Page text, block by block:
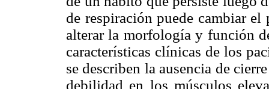
de respiración puede cambiar
alterar la morfología y función
características clínicas de los
se describen la ausencia de
debilidad en los músculos